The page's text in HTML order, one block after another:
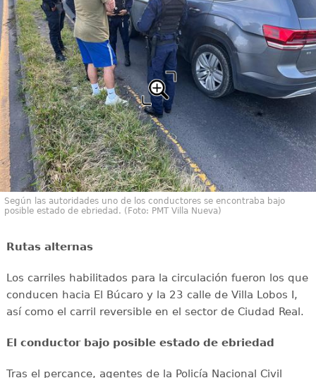
Según las autoridades uno de los conductores se encontraba bajo
posible estado de ebriedad. (Foto: PMT Villa Nueva)
Rutas alternas
Los carriles habilitados para la circulación fueron los que
conducen hacia El Búcaro y la 23 calle de Villa Lobos I,
así como el carril reversible en el sector de Ciudad Real.
El conductor bajo posible estado de ebriedad
Tras el percance, agentes de la Policía Nacional Civil